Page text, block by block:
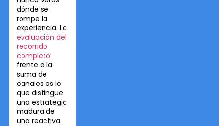
dónde se
rompe la
experiencia. La
evaluación del
recorrido
completo
frente a la
suma de
canales es lo
que distingue
una estrategia
madura de
una reactiva.